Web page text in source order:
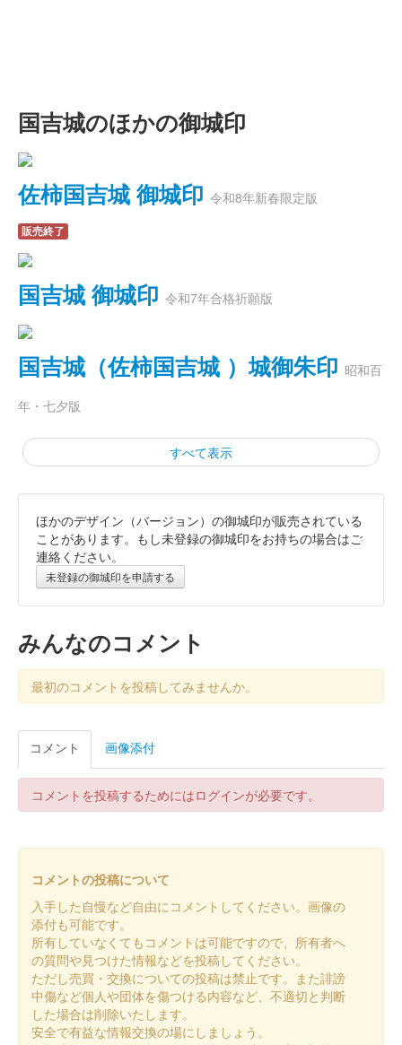
国吉城のほかの御城印
佐柿国吉城 御城印 令和8年新春限定版
販売終了
国吉城 御城印 令和7年合格祈願版
国吉城（佐柿国吉城 ）城御朱印 昭和百
年・七夕版
すべて表示
国吉城 御城印 令和7年半夏生版
販売終了
国吉城 御城印 国吉まつり限定版
販売終了
越前和紙を使用した御城印
国吉城 御城朱印
販売終了
国吉城 御城印
販売終了
城の日限定で購入時にスタンプを押してもらえる御城印
国吉城 御城印 令和7年春版 城の日限定
ほかのデザイン（バージョン）の御城印が販売されている
ことがあります。もし未登録の御城印をお持ちの場合はご
連絡ください。
未登録の御城印を申請する
みんなのコメント
最初のコメントを投稿してみませんか。
コメント 画像添付
コメントを投稿するためにはログインが必要です。
コメントの投稿について
入手した自慢など自由にコメントしてください。画像の
添付も可能です。
所有していなくてもコメントは可能ですので、所有者へ
の質問や見つけた情報などを投稿してください。
ただし売買・交換についての投稿は禁止です。また誹謗
中傷など個人や団体を傷つける内容など、不適切と判断
した場合は削除いたします。
安全で有益な情報交換の場にしましょう。